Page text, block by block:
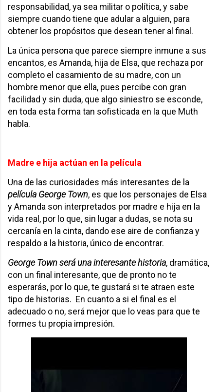
responsabilidad, ya sea militar o política, y sabe
siempre cuando tiene que adular a alguien, para
obtener los propósitos que desean tener al final.
La única persona que parece siempre inmune a sus
encantos, es Amanda, hija de Elsa, que rechaza por
completo el casamiento de su madre, con un
hombre menor que ella, pues percibe con gran
facilidad y sin duda, que algo siniestro se esconde,
en toda esta forma tan sofisticada en la que Muth
habla.
Madre e hija actúan en la película
Una de las curiosidades más interesantes de la
película George Town, es que los personajes de Elsa
y Amanda son interpretados por madre e hija en la
vida real, por lo que, sin lugar a dudas, se nota su
cercanía en la cinta, dando ese aire de confianza y
respaldo a la historia, único de encontrar.
George Town será una interesante historia, dramática,
con un final interesante, que de pronto no te
esperarás, por lo que, te gustará si te atraen este
tipo de historias. En cuanto a si el final es el
adecuado o no, será mejor que lo veas para que te
formes tu propia impresión.